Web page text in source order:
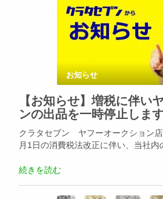
お知らせ
【お知らせ】増税に伴い
ンの出品を一時停止しま
クラタセブン ヤフーオークション
月1日の消費税法改正に伴い、当社内
続きを読む